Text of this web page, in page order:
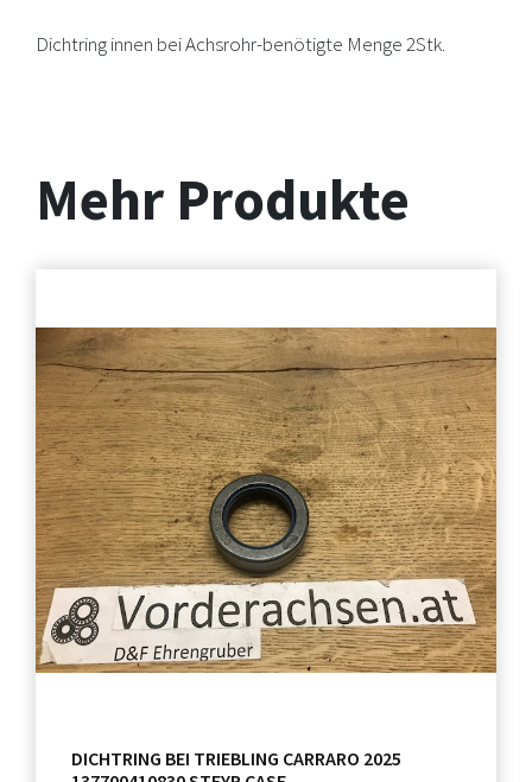
Dichtring innen bei Achsrohr-benötigte Menge 2Stk.
Mehr Produkte
DICHTRING BEI TRIEBLING CARRARO 2025